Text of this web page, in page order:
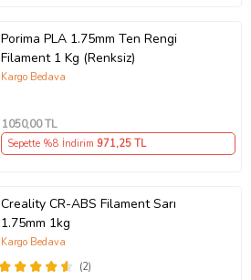
Porima PLA 1.75mm Ten Rengi
Filament 1 Kg (Renksiz)
Kargo Bedava
1050,00 TL
Sepette %8 İndirim 971,25 TL
Creality CR-ABS Filament Sarı
1.75mm 1kg
(2)
Kargo Bedava